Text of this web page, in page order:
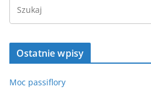
Ostatnie wpisy
Moc passiflory